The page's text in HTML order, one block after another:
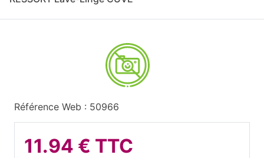
Référence Web : 50966
11.94 € TTC